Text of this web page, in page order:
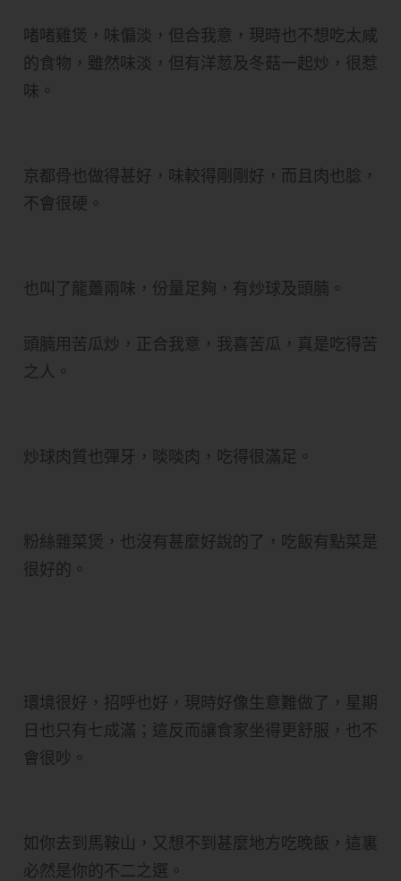
啫啫雞煲，味偏淡，但合我意，現時也不想吃太咸
的食物，雖然味淡，但有洋䓤及冬菇一起炒，很惹
味。
京都骨也做得甚好，味較得剛剛好，而且肉也腍，
不會很硬。
也叫了龍躉兩味，份量足夠，有炒球及頭腩。
頭腩用苦瓜炒，正合我意，我喜苦瓜，真是吃得苦
之人。
炒球肉質也彈牙，啖啖肉，吃得很滿足。
粉絲雜菜煲，也沒有甚麼好說的了，吃飯有點菜是
很好的。
環境很好，招呼也好，現時好像生意難做了，星期
日也只有七成滿；這反而讓食家坐得更舒服，也不
會很吵。
如你去到馬鞍山，又想不到甚麼地方吃晚飯，這裏
必然是你的不二之選。